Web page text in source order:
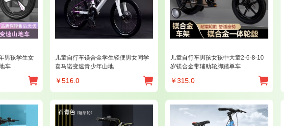
男孩学生女
车
儿童自行车镁合金学生轻便男女同学
喜马诺变速青少年山地
￥516.0
儿童自行车男孩女孩中大童2-6-8-10
岁镁合金带辅助轮脚踏单车
￥315.0